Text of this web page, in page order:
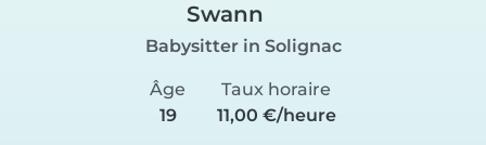
Swann
Babysitter in Solignac
Âge
19
Taux horaire
11,00 €/heure